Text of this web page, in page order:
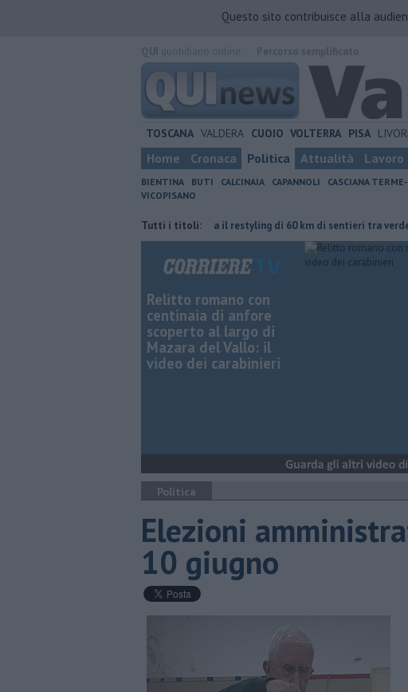
Questo sito contribuisce alla
TOSCANA VALDERA CUOIO VOLTERRA PISA
Home Cronaca Politica Attualità Lavoro
BIENTINA BUTI CALCINAIA CAPANNOLI CASCIANA
VICOPISANO
Tutti i titoli:
Al via il restyling di 60 km di sentieri tra verde e natura
Relitto romano con
centinaia di anfore
scoperto al largo di
Mazara del Vallo: il
video dei carabinieri
Politica
Elezioni
10 giugno